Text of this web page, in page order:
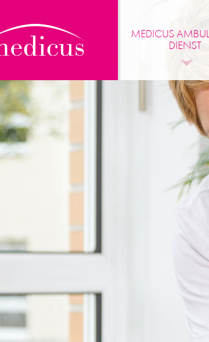
MEDICUS
DIENST